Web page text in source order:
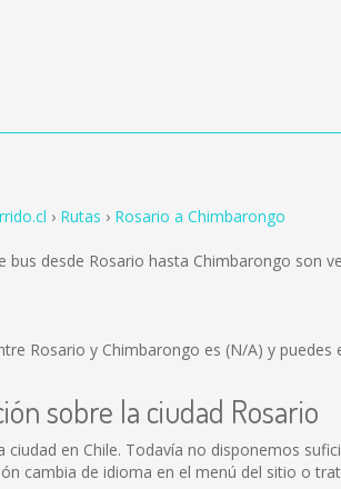
Rutas Rosario a Chimbarongo
bus desde Rosario hasta Chimbarongo son
Rosario y Chimbarongo es (N/A) y puedes
sobre la ciudad Rosario
ciudad en Chile. Todavía no disponemos
cambia de idioma en el menú del sitio o